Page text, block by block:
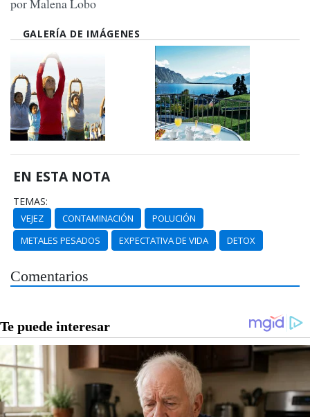
por Malena Lobo
GALERÍA DE IMÁGENES
EN ESTA NOTA
TEMAS:
VEJEZ CONTAMINACIÓN
POLUCIÓN
METALES PESADOS
EXPECTATIVA DE VIDA DETOX
Comentarios